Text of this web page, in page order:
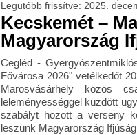
Legutóbb frissítve: 2025.
Kecskemét –
Magyarország
Cegléd -
Fővárosa 2026" vetélkedőt
Marosvásárhely közös
leleményességgel küzdött
szabályt hozott a verseny
leszünk Magyarország